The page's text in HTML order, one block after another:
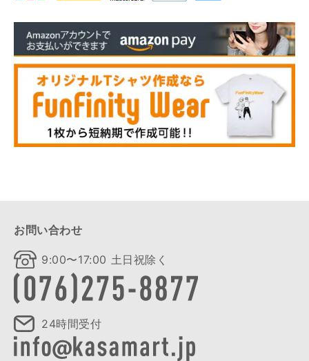
お問い合わせ
9:00〜17:00 土日祝除く
24時間受付